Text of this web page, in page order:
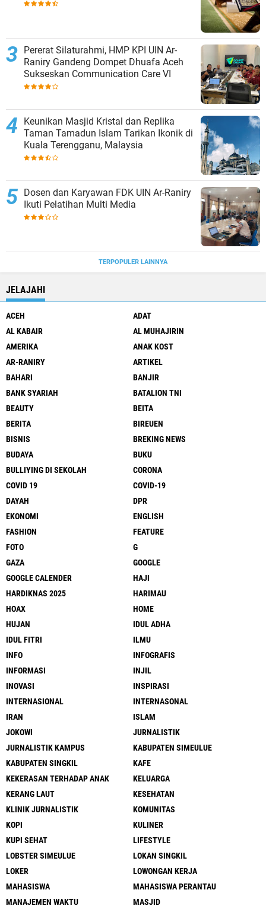
Pererat Silaturahmi, HMP KPI UIN Ar-
Raniry Gandeng Dompet Dhuafa Aceh
Sukseskan Communication Care VI
Keunikan Masjid Kristal dan Replika
Taman Tamadun Islam Tarikan Ikonik di
Kuala Terengganu, Malaysia
Dosen dan Karyawan FDK UIN Ar-Raniry
Ikuti Pelatihan Multi Media
TERPOPULER LAINNYA
JELAJAHI
ACEH
ADAT
AL KABAIR
AL MUHAJIRIN
AMERIKA
ANAK KOST
AR-RANIRY
ARTIKEL
BAHARI
BANJIR
BANK SYARIAH
BATALION TNI
BEAUTY
BEITA
BERITA
BIREUEN
BISNIS
BREKING NEWS
BUDAYA
BUKU
BULLIYING DI SEKOLAH
CORONA
COVID 19
COVID-19
DAYAH
DPR
EKONOMI
ENGLISH
FASHION
FEATURE
FOTO
G
GAZA
GOOGLE
GOOGLE CALENDER
HAJI
HARDIKNAS 2025
HARIMAU
HOAX
HOME
HUJAN
IDUL ADHA
IDUL FITRI
ILMU
INFO
INFOGRAFIS
INFORMASI
INJIL
INOVASI
INSPIRASI
INTERNASIONAL
INTERNASONAL
IRAN
ISLAM
JOKOWI
JURNALISTIK
JURNALISTIK KAMPUS
KABUPATEN SIMEULUE
KABUPATEN SINGKIL
KAFE
KEKERASAN TERHADAP ANAK
KELUARGA
KERANG LAUT
KESEHATAN
KLINIK JURNALISTIK
KOMUNITAS
KOPI
KULINER
KUPI SEHAT
LIFESTYLE
LOBSTER SIMEULUE
LOKAN SINGKIL
LOKER
LOWONGAN KERJA
MAHASISWA
MAHASISWA PERANTAU
MANAJEMEN WAKTU
MASJID